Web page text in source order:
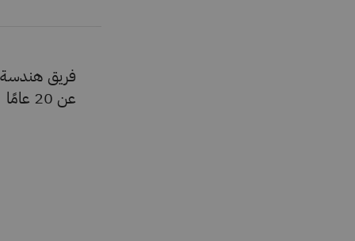
فريق هندسة
عن 20 عامًا